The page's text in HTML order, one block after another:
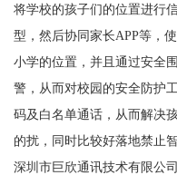
将学校的孩子们的位置进行
型，然后协同家长APP等，
小学的位置，并且通过安全
警，从而对校园的安全防护
码及白名单通话，从而解决
的扰，同时比较好落地禁止
深圳市巨欣通讯技术有限公